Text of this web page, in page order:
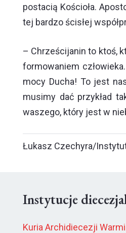
postacią Kościoła.
tej bardzo ścisłej
– Chrześcijanin to ktoś,
formowaniem
mocy Ducha! To jest
musimy dać przykład
waszego, który jest w
Łukasz Czechyra/
Instytucje
Kuria Archidiecezji